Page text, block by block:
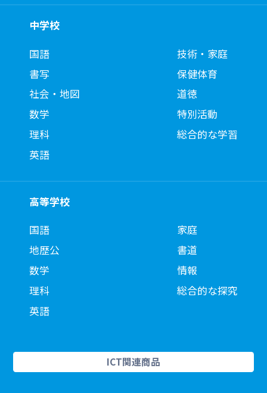
中学校
国語
書写
社会・地図
数学
理科
英語
技術・家庭
保健体育
道徳
特別活動
総合的な学習
高等学校
国語
地歴公
数学
理科
英語
家庭
書道
情報
総合的な探究
ICT関連商品